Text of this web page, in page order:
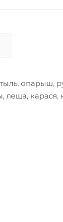
опарыш,
леща,